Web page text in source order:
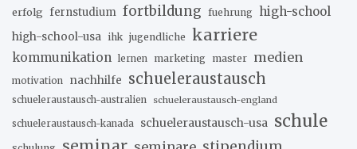
erfolg fernstudium fortbildung fuehrung high-school
high-school-usa ihk jugendliche karriere
kommunikation lernen marketing master medien
motivation nachhilfe schueleraustausch
schueleraustausch-australien schueleraustausch-england
schueleraustausch-kanada schueleraustausch-usa schule